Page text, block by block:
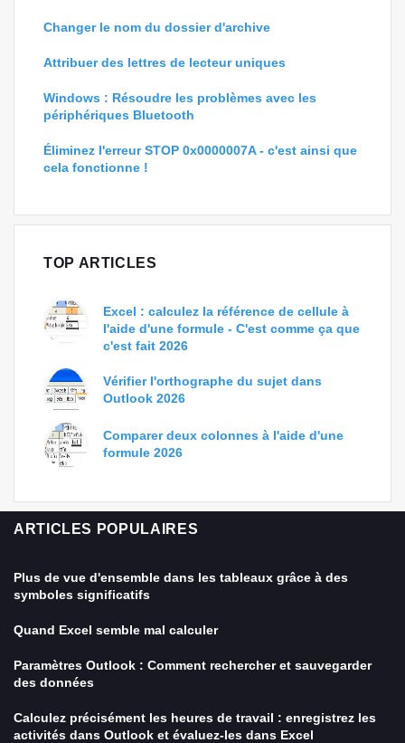
Changer le nom du dossier d'archive
Attribuer des lettres de lecteur uniques
Windows : Résoudre les problèmes avec les
périphériques Bluetooth
Éliminez l'erreur STOP 0x0000007A - c'est ainsi que
cela fonctionne !
TOP ARTICLES
Excel : calculez la référence de cellule à
l'aide d'une formule - C'est comme ça que
c'est fait 2026
Vérifier l'orthographe du sujet dans
Outlook 2026
Comparer deux colonnes à l'aide d'une
formule 2026
ARTICLES POPULAIRES
Plus de vue d'ensemble dans les tableaux grâce à des
symboles significatifs
Quand Excel semble mal calculer
Paramètres Outlook : Comment rechercher et sauvegarder
des données
Calculez précisément les heures de travail : enregistrez les
activités dans Outlook et évaluez-les dans Excel